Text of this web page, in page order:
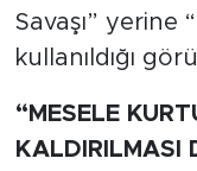
Savaşı” yerine
kullanıldığı
“MESELE
KALDIRILMASI